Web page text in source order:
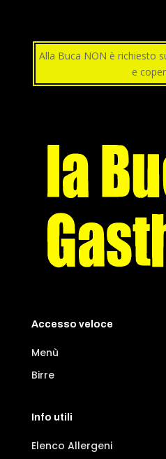
Alla Buca NON è richiesto
e
Accesso veloce
Menù
Birre
Info utili
Elenco Allergeni